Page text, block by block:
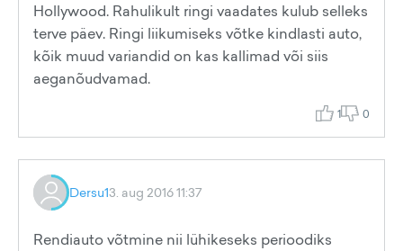
Hollywood. Rahulikult ringi vaadates kulub selleks
terve päev. Ringi liikumiseks võtke kindlasti auto,
kõik muud variandid on kas kallimad või siis
aeganõudvamad.
1 0
Dersu13. aug 2016 11:37
Rendiauto võtmine nii lühikeseks perioodiks